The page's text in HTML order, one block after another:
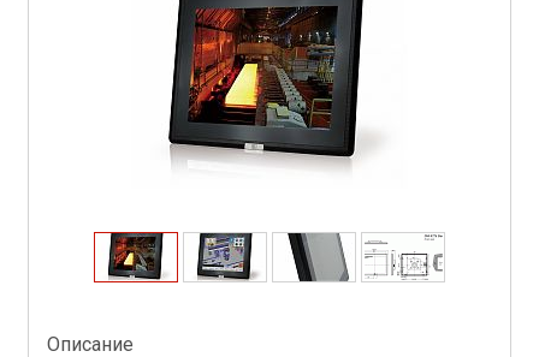
Описание